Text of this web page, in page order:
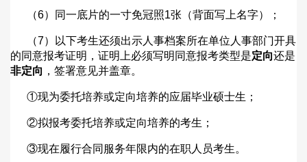
（6）同一底片的一寸免冠照1张（背面写上名字）；
（7）以下考生还须出示人事档案所在单位人事部门开具
的同意报考证明，证明上必须写明同意报考类型是定向还是
非定向 ，签署意见并盖章。
①现为委托培养或定向培养的应届毕业硕士生；
②拟报考委托培养或定向培养的考生；
③现在履行合同服务年限内的在职人员考生。